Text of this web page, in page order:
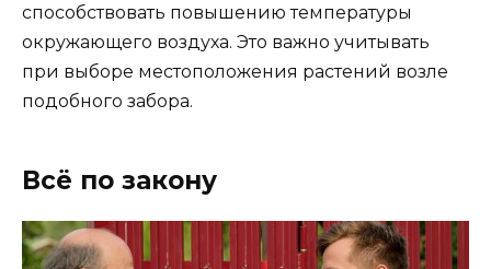
способствовать повышению температуры
окружающего воздуха. Это важно учитывать
при выборе местоположения растений возле
подобного забора.
Всё по закону